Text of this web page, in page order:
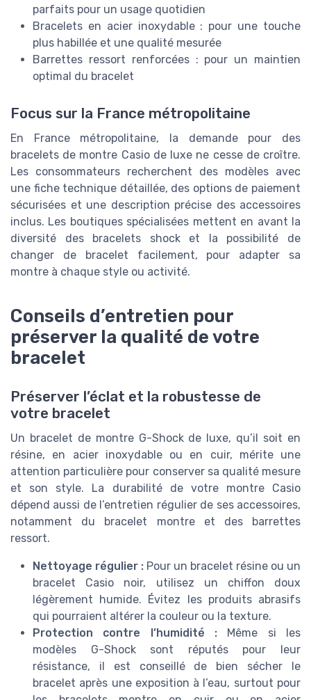
parfaits pour un usage quotidien
Bracelets en acier inoxydable : pour une touche
plus habillée et une qualité mesurée
Barrettes ressort renforcées : pour un maintien
optimal du bracelet
Focus sur la France métropolitaine
En France métropolitaine, la demande pour des
bracelets de montre Casio de luxe ne cesse de croître.
Les consommateurs recherchent des modèles avec
une fiche technique détaillée, des options de paiement
sécurisées et une description précise des accessoires
inclus. Les boutiques spécialisées mettent en avant la
diversité des bracelets shock et la possibilité de
changer de bracelet facilement, pour adapter sa
montre à chaque style ou activité.
Conseils d’entretien pour
préserver la qualité de votre
bracelet
Préserver l’éclat et la robustesse de
votre bracelet
Un bracelet de montre G-Shock de luxe, qu’il soit en
résine, en acier inoxydable ou en cuir, mérite une
attention particulière pour conserver sa qualité mesure
et son style. La durabilité de votre montre Casio
dépend aussi de l’entretien régulier de ses accessoires,
notamment du bracelet montre et des barrettes
ressort.
Nettoyage régulier : Pour un bracelet résine ou un
bracelet Casio noir, utilisez un chiffon doux
légèrement humide. Évitez les produits abrasifs
qui pourraient altérer la couleur ou la texture.
Protection contre l’humidité : Même si les
modèles G-Shock sont réputés pour leur
résistance, il est conseillé de bien sécher le
bracelet après une exposition à l’eau, surtout pour